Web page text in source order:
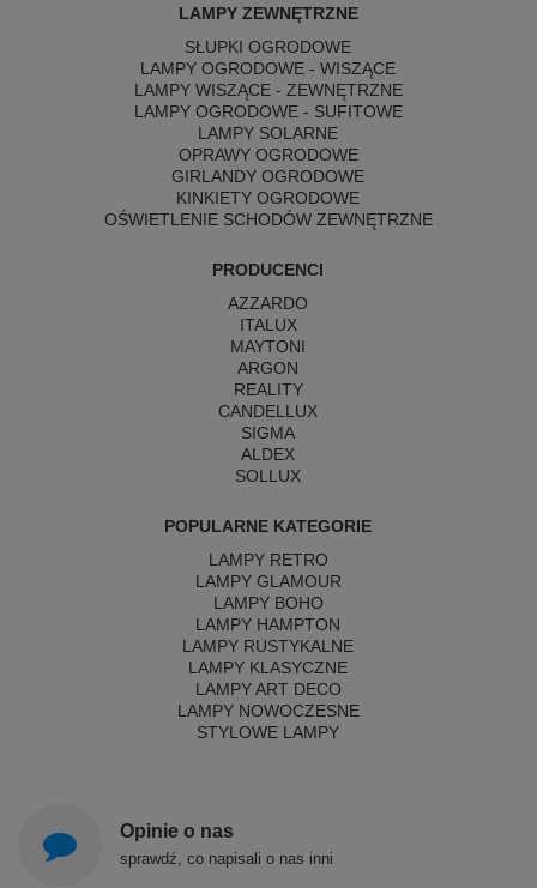
LAMPY ZEWNĘTRZNE
SŁUPKI OGRODOWE
LAMPY OGRODOWE - WISZĄCE
LAMPY WISZĄCE - ZEWNĘTRZNE
LAMPY OGRODOWE - SUFITOWE
LAMPY SOLARNE
OPRAWY OGRODOWE
GIRLANDY OGRODOWE
KINKIETY OGRODOWE
OŚWIETLENIE SCHODÓW ZEWNĘTRZNE
PRODUCENCI
AZZARDO
ITALUX
MAYTONI
ARGON
REALITY
CANDELLUX
SIGMA
ALDEX
SOLLUX
POPULARNE KATEGORIE
LAMPY RETRO
LAMPY GLAMOUR
LAMPY BOHO
LAMPY HAMPTON
LAMPY RUSTYKALNE
LAMPY KLASYCZNE
LAMPY ART DECO
LAMPY NOWOCZESNE
STYLOWE LAMPY
Opinie o nas
sprawdź, co napisali o nas inni